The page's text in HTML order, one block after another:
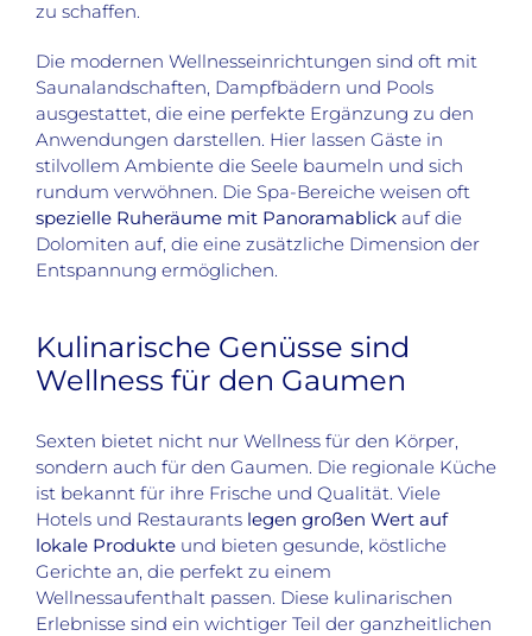
zu schaffen.
Die modernen Wellnesseinrichtungen sind oft mit
Saunalandschaften, Dampfbädern und Pools
ausgestattet, die eine perfekte Ergänzung zu den
Anwendungen darstellen. Hier lassen Gäste in
stilvollem Ambiente die Seele baumeln und sich
rundum verwöhnen. Die Spa-Bereiche weisen oft
spezielle Ruheräume mit Panoramablickauf die
Dolomiten auf, die eine zusätzliche Dimension der
Entspannung ermöglichen.
Kulinarische Genüsse sind
Wellness für den Gaumen
Sexten bietet nicht nur Wellness für den Körper,
sondern auch für den Gaumen. Die regionale Küche
ist bekannt für ihre Frische und Qualität. Viele
Hotels und Restaurants legen großen Wert auf
lokale Produkteund bieten gesunde, köstliche
Gerichte an, die perfekt zu einem
Wellnessaufenthalt passen. Diese kulinarischen
Erlebnisse sind ein wichtiger Teil der ganzheitlichen